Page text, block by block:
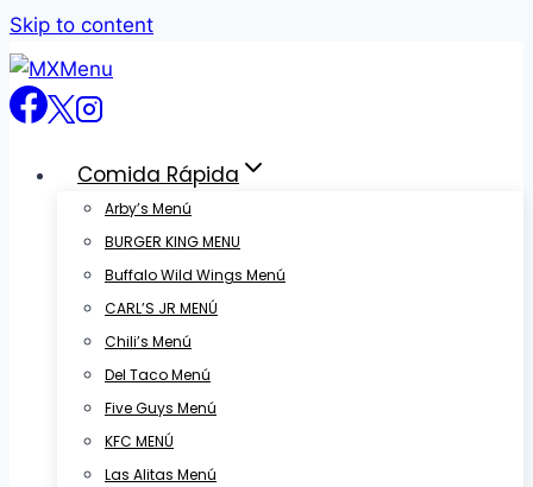
Skip to content
Comida Rápida
Arby’s Menú
BURGER KING MENU
Buffalo Wild Wings Menú
CARL’S JR MENÚ
Chili’s Menú
Del Taco Menú
Five Guys Menú
KFC MENÚ
Las Alitas Menú